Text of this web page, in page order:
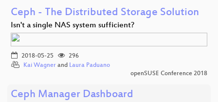
Ceph - The Distributed Storage Solution
Isn't a single NAS system sufficient?
2018-05-25
296
Kai Wagner and Laura Paduano
openSUSE Conference 2018
Ceph Manager Dashboard